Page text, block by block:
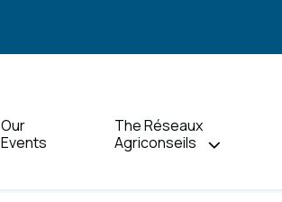
Our
Events
The Réseaux
Agriconseils